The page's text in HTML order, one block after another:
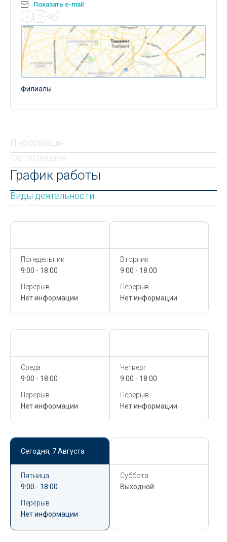
Показать e-mail
Филиалы
Информация
Фотогалерея
График работы
Виды деятельности
Понедельник
9:00 - 18:00
Перерыв
Нет информации
Вторник
9:00 - 18:00
Перерыв
Нет информации
Среда
9:00 - 18:00
Перерыв
Нет информации
Четверг
9:00 - 18:00
Перерыв
Нет информации
Сегодня, 7 Августа
Пятница
9:00 - 18:00
Перерыв
Нет информации
Суббота
Выходной